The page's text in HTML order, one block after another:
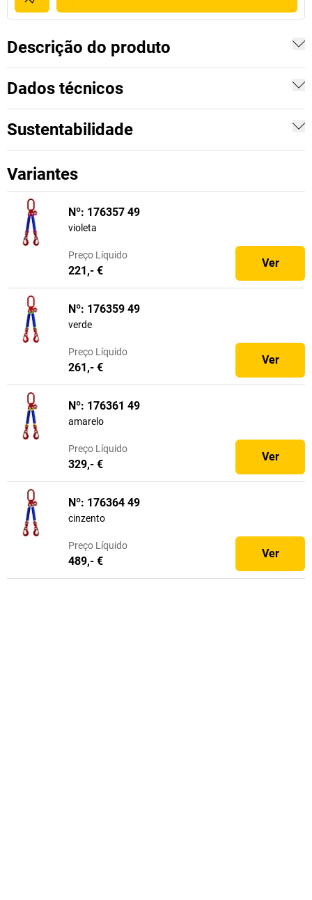
Descrição do produto
Dados técnicos
Sustentabilidade
Variantes
Nº: 176357 49
violeta
Preço Líquido
221,- €
Ver
Nº: 176359 49
verde
Preço Líquido
261,- €
Ver
Nº: 176361 49
amarelo
Preço Líquido
329,- €
Ver
Nº: 176364 49
cinzento
Preço Líquido
489,- €
Ver